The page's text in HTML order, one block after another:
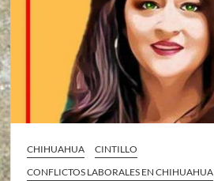
CHIHUAHUA
CINTILLO
CONFLICTOS LABORALES EN CHIHUAHUA